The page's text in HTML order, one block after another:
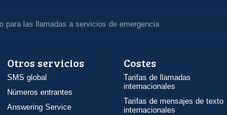
para las llamadas a servicios de emergencia
Otros servicios
SMS global
Números entrantes
Answering Service
Costes
Tarifas de llamadas
internacionales
Tarifas de mensajes de texto
internacionales